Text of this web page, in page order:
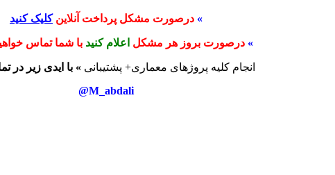
» درصورت مشکل پرداخت آنلاینکلیک کنید
» درصورت بروز هر مشکل اعلام کنید با شما تماس
انجام کلیه پروژهای معماری+ پشتیبانی » با ایدی زیر در
M_abdali@